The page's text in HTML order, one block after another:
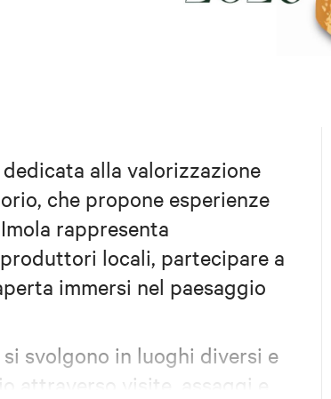
dedicata alla valorizzazione
che propone esperienze
rappresenta
locali, partecipare a
immersi nel paesaggio
svolgono in luoghi diversi e
attraverso visite, assaggi e